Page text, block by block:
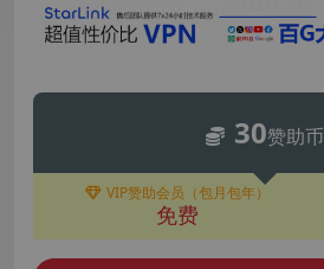
30赞助币
VIP赞助会员（包月包年）
免费